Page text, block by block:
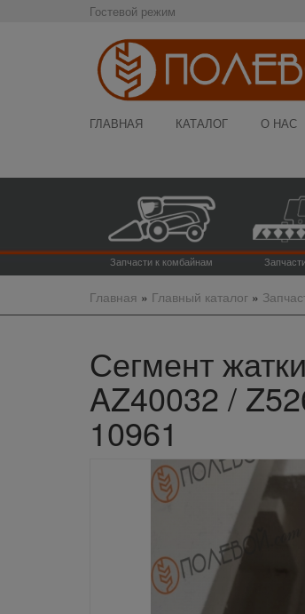
Гостевой режим
ГЛАВНАЯ КАТАЛОГ О НАС
Запчасти к комбайнам
Главная » Главный каталог»
Сегмент
AZ40032 /
10961